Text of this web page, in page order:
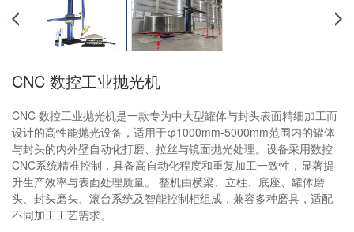
CNC 数控工业抛光机
CNC 数控工业抛光机是一款专为中大型罐体与封头表面精细加工而
设计的高性能抛光设备，适用于φ1000mm-5000mm范围内的罐体
与封头的内外壁自动化打磨、拉丝与镜面抛光处理。设备采用数控
CNC系统精准控制，具备高自动化程度和重复加工一致性，显著提
升生产效率与表面处理质量。 整机由横梁、立柱、底座、罐体磨
头、封头磨头、滚台系统及智能控制柜组成，兼容多种磨具，适配
不同加工工艺需求。